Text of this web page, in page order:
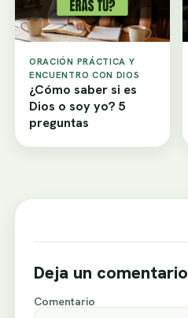
ORACIÓN PRÁCTICA Y
ENCUENTRO CON DIOS
¿Cómo saber si es
Dios o soy yo? 5
preguntas
Deja un comentario
Comentario